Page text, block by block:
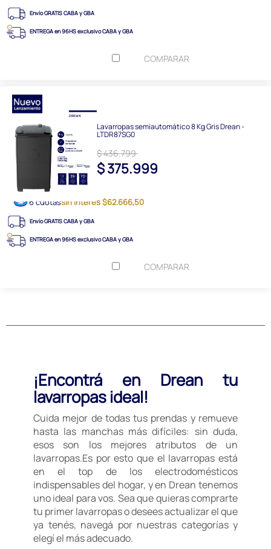
Envío GRATIS CABA y GBA
ENTREGA en 96HS exclusivo CABA y GBA
COMPARAR
Lavarropas semiautomático 8 Kg Gris Drean -
LTDR87SG0
$ 436.799
$ 375.999
6 cuotassin interés $62.666,50
Envío GRATIS CABA y GBA
ENTREGA en 96HS exclusivo CABA y GBA
COMPARAR
¡Encontrá en Drean tu
lavarropas ideal!
Cuida mejor de todas tus prendas y remueve
hasta las manchas más difíciles: sin duda,
esos son los mejores atributos de un
lavarropas.Es por esto que el lavarropas está
en el top de los electrodomésticos
indispensables del hogar, y en Drean tenemos
uno ideal para vos. Sea que quieras comprarte
tu primer lavarropas o desees actualizar el que
ya tenés, navegá por nuestras categorías y
elegí el más adecuado.